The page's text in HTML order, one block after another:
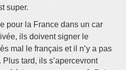
super.
pour la France dans un car
ils doivent signer le
mal le français et il n’y a pas
tard, ils s’apercevront